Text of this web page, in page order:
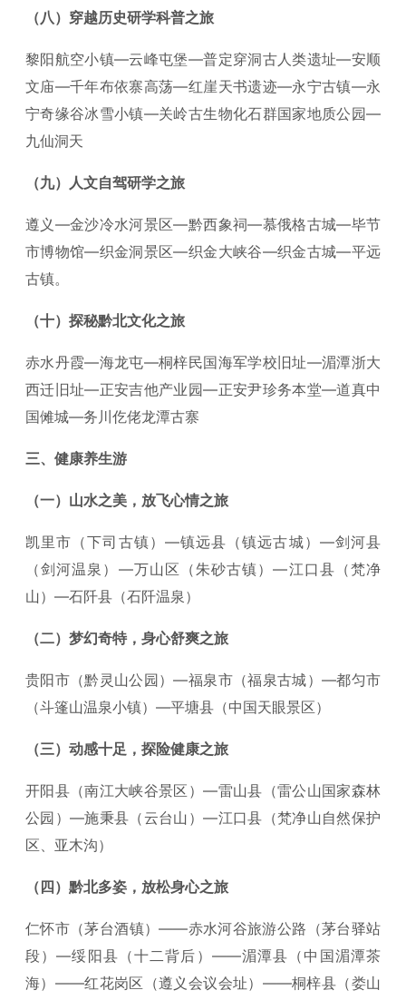
（八）穿越历史研学科普之旅
黎阳航空小镇—云峰屯堡—普定穿洞古人类遗址—安顺
文庙—千年布依寨高荡—红崖天书遗迹—永宁古镇—永
宁奇缘谷冰雪小镇—关岭古生物化石群国家地质公园—
九仙洞天
（九）人文自驾研学之旅
遵义—金沙冷水河景区—黔西象祠—慕俄格古城—毕节
市博物馆—织金洞景区—织金大峡谷—织金古城—平远
古镇。
（十）探秘黔北文化之旅
赤水丹霞—海龙屯—桐梓民国海军学校旧址—湄潭浙大
西迁旧址—正安吉他产业园—正安尹珍务本堂—道真中
国傩城—务川仡佬龙潭古寨
三、健康养生游
（一）山水之美，放飞心情之旅
凯里市（下司古镇）—镇远县（镇远古城）—剑河县
（剑河温泉）—万山区（朱砂古镇）—江口县（梵净
山）—石阡县（石阡温泉）
（二）梦幻奇特，身心舒爽之旅
贵阳市（黔灵山公园）—福泉市（福泉古城）—都匀市
（斗篷山温泉小镇）—平塘县（中国天眼景区）
（三）动感十足，探险健康之旅
开阳县（南江大峡谷景区）—雷山县（雷公山国家森林
公园）—施秉县（云台山）—江口县（梵净山自然保护
区、亚木沟）
（四）黔北多姿，放松身心之旅
仁怀市（茅台酒镇）——赤水河谷旅游公路（茅台驿站
段）—绥阳县（十二背后）——湄潭县（中国湄潭茶
海）——红花岗区（遵义会议会址）——桐梓县（娄山